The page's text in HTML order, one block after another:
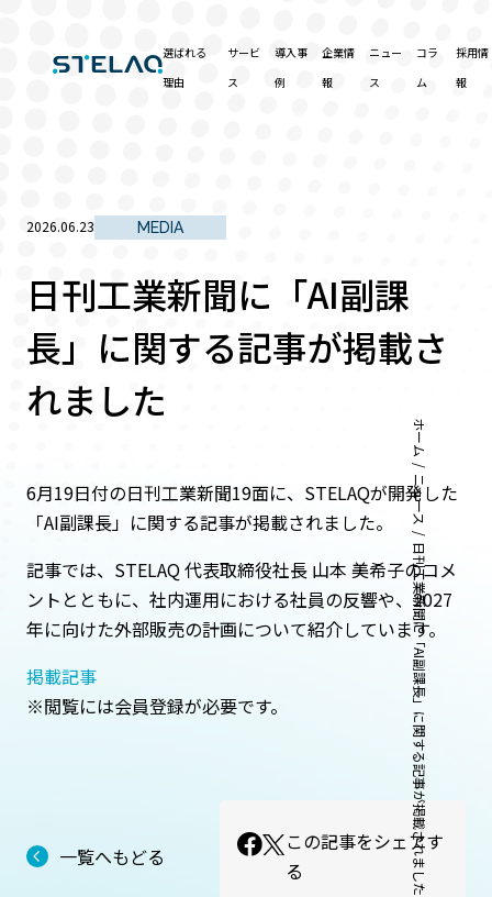
選ばれる
理由
サービ
ス
導入事
例
企業情
報
ニュー
ス
コラ
ム
採用情
報
ホーム
ニュース
日刊工業新聞に「AI副課長」に関する記事が掲載されました
2026.06.23 MEDIA
日刊工業新聞に「AI副課
長」に関する記事が掲載さ
れました
6月19日付の日刊工業新聞19面に、STELAQが開発した
「AI副課長」に関する記事が掲載されました。
記事では、STELAQ 代表取締役社長 山本 美希子のコメ
ントとともに、社内運用における社員の反響や、2027
年に向けた外部販売の計画について紹介しています。
掲載記事
※閲覧には会員登録が必要です。
一覧へもどる
この記事をシェアす
る